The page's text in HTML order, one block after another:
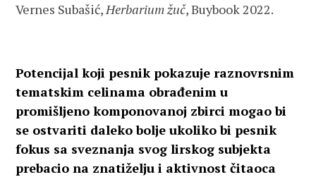
Vernes Subašić,Herbarium žuč, Buybook 2022.
Potencijal koji pesnik pokazuje raznovrsnim
tematskim celinama obrađenim u
promišljeno komponovanoj zbirci mogao bi
se ostvariti daleko bolje ukoliko bi pesnik
fokus sa sveznanja svog lirskog subjekta
prebacio na znatiželju i aktivnost čitaoca